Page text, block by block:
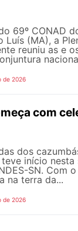
69º CONAD
Luís (MA), a
reuniu as e
de 2026
com
dos
teve início
SN. Com
na terra da...
de 2026